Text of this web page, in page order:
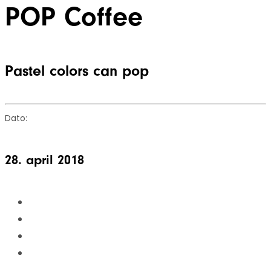
POP Coffee
Pastel colors can pop
Dato:
28. april 2018